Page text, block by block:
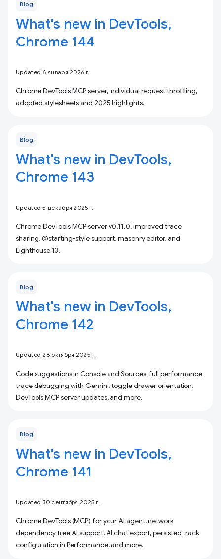
Blog
What's new in DevTools,
Chrome 144
Updated 6 января 2026 г.
Chrome DevTools MCP server, individual request throttling,
adopted stylesheets and 2025 highlights.
Blog
What's new in DevTools,
Chrome 143
Updated 5 декабря 2025 г.
Chrome DevTools MCP server v0.11.0, improved trace
sharing, @starting-style support, masonry editor, and
Lighthouse 13.
Blog
What's new in DevTools,
Chrome 142
Updated 28 октября 2025 г.
Code suggestions in Console and Sources, full performance
trace debugging with Gemini, toggle drawer orientation,
DevTools MCP server updates, and more.
Blog
What's new in DevTools,
Chrome 141
Updated 30 сентября 2025 г.
Chrome DevTools (MCP) for your AI agent, network
dependency tree AI support, AI chat export, persisted track
configuration in Performance, and more.